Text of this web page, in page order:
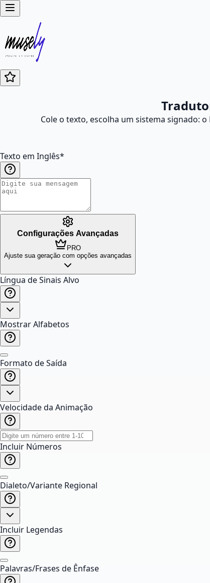
Cole o texto, escolha um sistema signado:
Texto em Inglês*
Configurações Avançadas
PRO
Ajuste sua geração com opções avançadas
Língua de Sinais Alvo
Mostrar Alfabetos
Formato de Saída
Velocidade da Animação
Incluir Números
Dialeto/Variante Regional
Incluir Legendas
Palavras/Frases de Ênfase